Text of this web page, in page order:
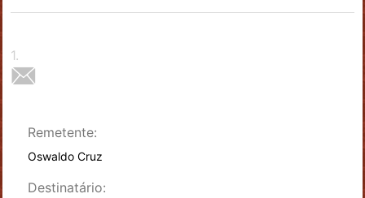
1.
Remetente:
Oswaldo Cruz
Destinatário: